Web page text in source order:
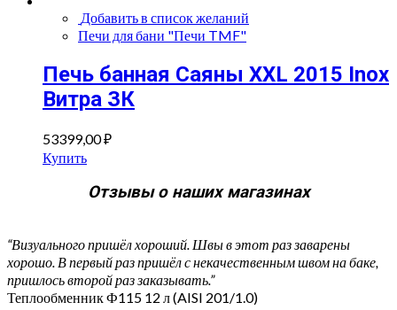
Добавить в список желаний
Печи для бани "Печи TMF"
Печь банная Саяны XXL 2015 Inox
Витра ЗК
53399,00₽
Купить
Отзывы о наших магазинах
“Визуального пришёл хороший. Швы в этот раз заварены
хорошо. В первый раз пришёл с некачественным швом на баке,
пришлось второй раз заказывать.”
Теплообменник Ф115 12 л (AISI 201/1.0)